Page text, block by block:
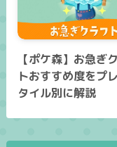
【ポケ森】お急ぎ
トおすすめ度をプ
タイル別に解説